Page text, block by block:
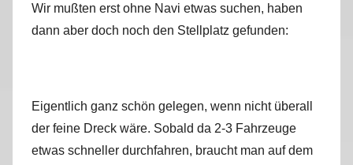
Wir mußten erst ohne Navi etwas suchen, haben
dann aber doch noch den Stellplatz gefunden:
Eigentlich ganz schön gelegen, wenn nicht überall
der feine Dreck wäre. Sobald da 2-3 Fahrzeuge
etwas schneller durchfahren, braucht man auf dem